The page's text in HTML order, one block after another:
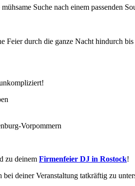
Suche nach einem passenden
durch die ganze Nacht hindurch
Vorpommern
zu deinem Firmenfeier DJ in Rostock!
deiner Veranstaltung tatkräftig zu